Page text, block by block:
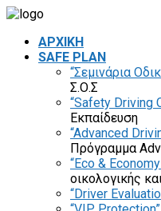
ΑΡΧΙΚΗ
SAFE PLAN
“Σεμινάρια
Σ.Ο.Σ
“Safety Driving
Εκπαίδευση
“Advanced
Πρόγραμμα
“Eco &
οικολογικής
“Driver